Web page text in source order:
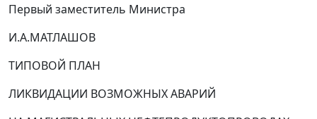
Первый заместитель Министра
И.А.МАТЛАШОВ
ТИПОВОЙ ПЛАН
ЛИКВИДАЦИИ ВОЗМОЖНЫХ АВАРИЙ